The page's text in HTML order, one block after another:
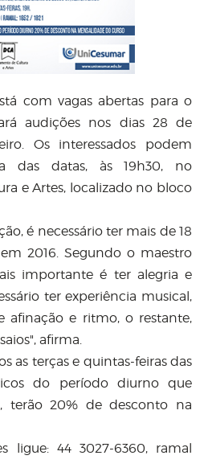
com vagas abertas para o
audições nos dias 28 de
Os interessados podem
das datas, às 19h30, no
e Artes, localizado no bloco
é necessário ter mais de 18
2016. Segundo o maestro
importante é ter alegria e
ter experiência musical,
afinação e ritmo, o restante,
afirma.
as terças e quintas-feiras das
do período diurno que
terão 20% de desconto na
ligue: 44 3027-6360, ramal